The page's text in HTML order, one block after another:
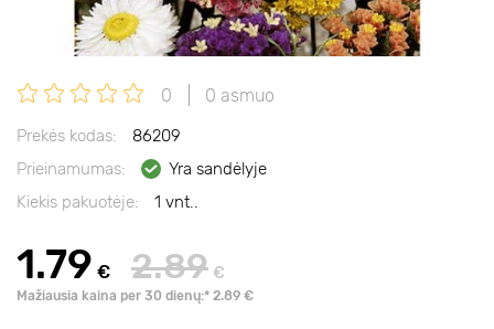
0 0 asmuo
Prekės kodas:
86209
Prieinamumas:
Yra sandėlyje
Kiekis pakuotėje:
1 vnt..
1.79 € 2.89 €
Mažiausia kaina per 30 dienų:* 2.89 €